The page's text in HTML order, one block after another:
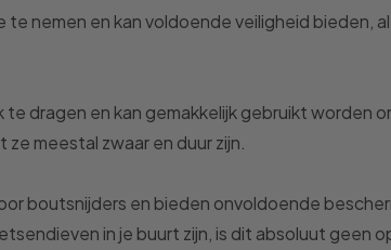
te nemen en kan voldoende veiligheid bieden,
te dragen en kan gemakkelijk gebruikt worden
meestal zwaar en duur zijn.
boutsnijders en bieden onvoldoende
in je buurt zijn, is dit absoluut geen